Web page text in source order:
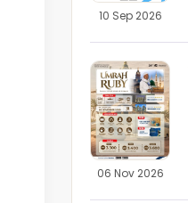
10 Sep 2026
06 Nov 2026